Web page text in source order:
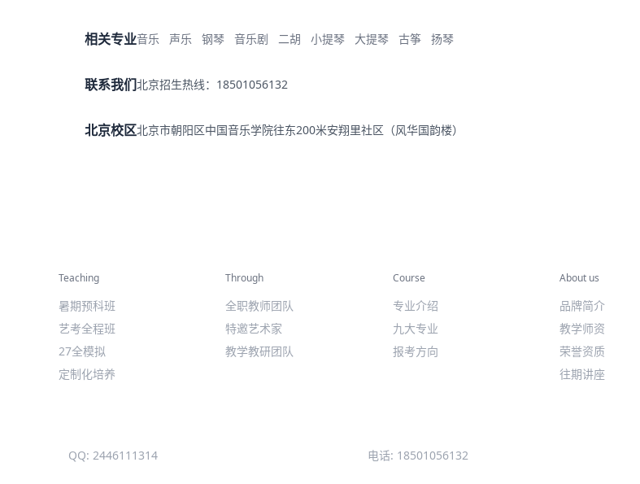
相关专业音乐 声乐 钢琴 音乐剧 二胡 小提琴 大提琴 古筝 扬琴
联系我们北京招生热线：18501056132
北京校区北京市朝阳区中国音乐学院往东200米安翔里社区（风华国韵楼）
Teaching
暑期预科班
艺考全程班
27全模拟
定制化培养
Through
全职教师团队
特邀艺术家
教学教研团队
Course
专业介绍
九大专业
报考方向
About us
品牌简介
教学师资
荣誉资质
往期讲座
QQ: 2446111314 电话: 18501056132